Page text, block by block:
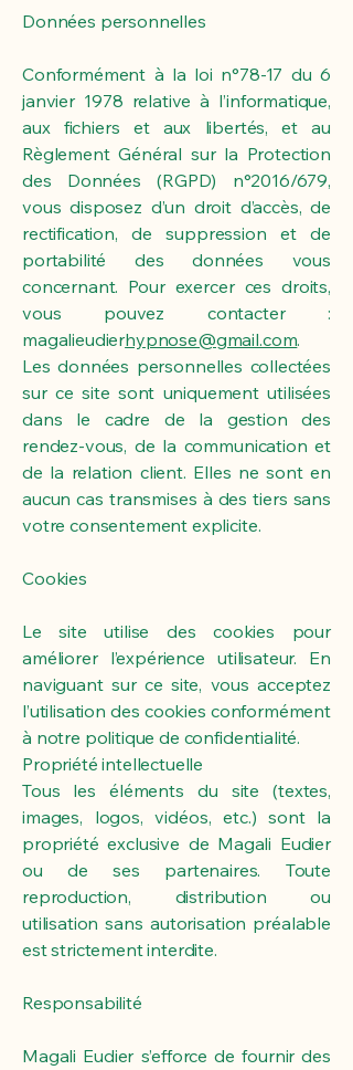
Données personnelles
Conformément à la loi n°78-17 du 6
janvier 1978 relative à l’informatique,
aux fichiers et aux libertés, et au
Règlement Général sur la Protection
des Données (RGPD) n°2016/679,
vous disposez d’un droit d’accès, de
rectification, de suppression et de
portabilité des données vous
concernant. Pour exercer ces droits,
vous pouvez contacter :
magalieudierhypnose@gmail.com.
Les données personnelles collectées
sur ce site sont uniquement utilisées
dans le cadre de la gestion des
rendez-vous, de la communication et
de la relation client. Elles ne sont en
aucun cas transmises à des tiers sans
votre consentement explicite.
Cookies
Le site utilise des cookies pour
améliorer l’expérience utilisateur. En
naviguant sur ce site, vous acceptez
l’utilisation des cookies conformément
à notre politique de confidentialité.
Propriété intellectuelle
Tous les éléments du site (textes,
images, logos, vidéos, etc.) sont la
propriété exclusive de Magali Eudier
ou de ses partenaires. Toute
reproduction, distribution ou
utilisation sans autorisation préalable
est strictement interdite.
Responsabilité
Magali Eudier s’efforce de fournir des